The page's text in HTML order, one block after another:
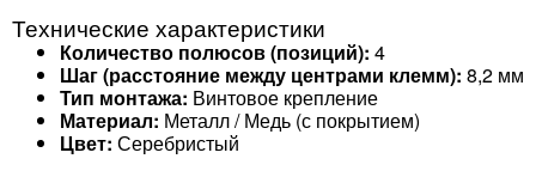
Технические характеристики
Количество полюсов (позиций): 4
Шаг (расстояние между центрами клемм): 8,2 мм
Тип монтажа: Винтовое крепление
Материал: Металл / Медь (с покрытием)
Цвет: Серебристый